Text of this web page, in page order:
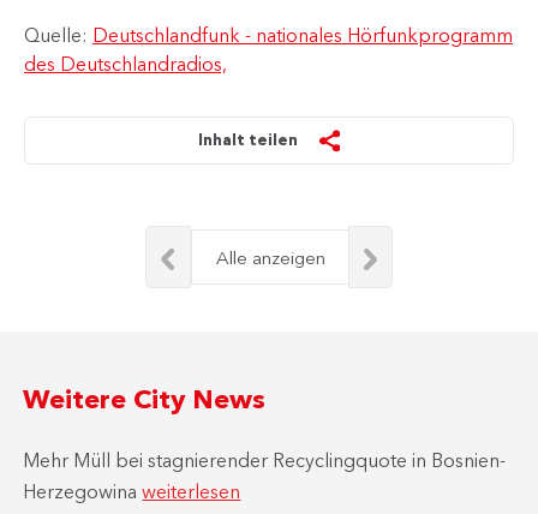
Quelle: Deutschlandfunk - nationales Hörfunkprogramm
des Deutschlandradios,
Inhalt teilen
Alle anzeigen
Weitere City News
Mehr Müll bei stagnierender Recyclingquote in Bosnien-
Herzegowinaweiterlesen